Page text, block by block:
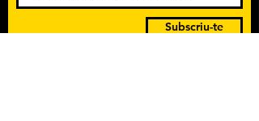
Subscriu-te